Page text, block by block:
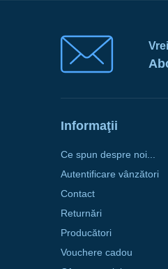
Informaţii
Ce spun despre noi...
Autentificare vânzători
Contact
Returnări
Producători
Vouchere cadou